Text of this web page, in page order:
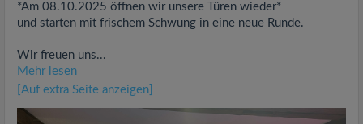
*Am 08.10.2025 öffnen wir unsere Türen wieder*
und starten mit frischem Schwung in eine neue Runde.
Wir freuen uns...
Mehr lesen
[Auf extra Seite anzeigen]